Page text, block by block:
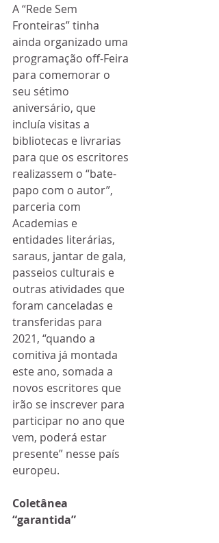
A “Rede Sem
Fronteiras” tinha
ainda organizado uma
programação off-Feira
para comemorar o
seu sétimo
aniversário, que
incluía visitas a
bibliotecas e livrarias
para que os escritores
realizassem o “bate-
papo com o autor”,
parceria com
Academias e
entidades literárias,
saraus, jantar de gala,
passeios culturais e
outras atividades que
foram canceladas e
transferidas para
2021, “quando a
comitiva já montada
este ano, somada a
novos escritores que
irão se inscrever para
participar no ano que
vem, poderá estar
presente” nesse país
europeu.
Coletânea
“garantida”